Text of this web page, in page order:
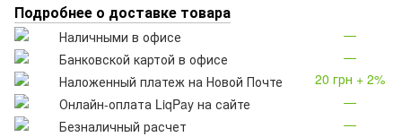
Подробнее о доставке товара
Наличными в офисе
—
Банковской картой в офисе
—
Наложенный платеж на Новой Почте
20 грн + 2%
Онлайн-оплата LiqPay на сайте
—
Безналичный расчет
—